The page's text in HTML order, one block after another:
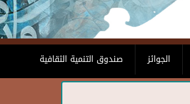
صندوق التنمية الثقافية الجوائز